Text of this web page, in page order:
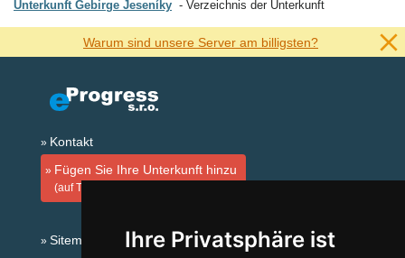
Ihre Privatsphäre ist
Unterkunft Gebirge Jeseníky
Verzeichnis der Unterkunft
Warum sind unsere Server am billigsten?
Kontakt
Fügen Sie Ihre Unterkunft hinzu
(auf Tschechisch)
Sitemap